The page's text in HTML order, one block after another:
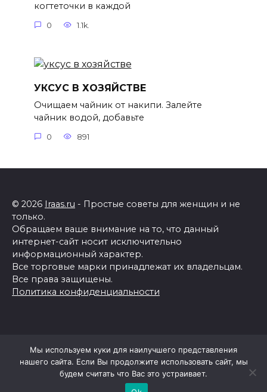
когтеточки в каждой
0 1.1k.
УКСУС В ХОЗЯЙСТВЕ
Очищаем чайник от накипи. Залейте
чайник водой, добавьте
0 891
© 2026 Iraas.ru - Простые советы для женщин и не
только.
Обращаем ваше внимание на то, что данный
интернет-сайт носит исключительно
информационный характер.
Все торговые марки принадлежат их владельцам.
Все права защищены.
Политика конфиденциальности
Мы используем куки для наилучшего представления
нашего сайта. Если Вы продолжите использовать сайт, мы
будем считать что Вас это устраивает.